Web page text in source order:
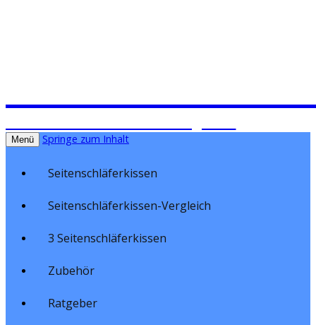
Menü Springe zum Inhalt
Seitenschläferkissen
Seitenschläferkissen-Vergleich
3 Seitenschläferkissen
Zubehör
Ratgeber